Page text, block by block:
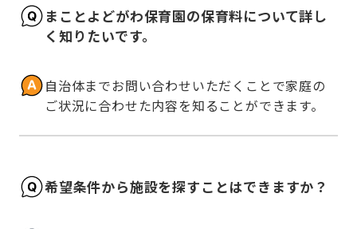
まことよどがわ保育園の保育料について詳し
く知りたいです。
自治体までお問い合わせいただくことで家庭の
ご状況に合わせた内容を知ることができます。
希望条件から施設を探すことはできますか？